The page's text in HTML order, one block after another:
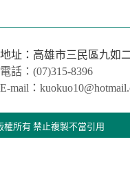
地址：高雄市三民區九如
電話：(07)315-8396
E-mail：
權所有 禁止複製不當引用